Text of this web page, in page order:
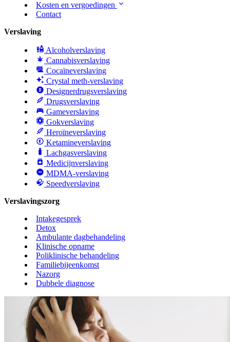
Kosten en vergoedingen
Contact
Verslaving
Alcoholverslaving
Cannabisverslaving
Cocaïneverslaving
Crystal meth-verslaving
Designerdrugsverslaving
Drugsverslaving
Gameverslaving
Gokverslaving
Heroïneverslaving
Ketamineverslaving
Lachgasverslaving
Medicijnverslaving
MDMA-verslaving
Speedverslaving
Verslavingszorg
Intakegesprek
Detox
Ambulante dagbehandeling
Klinische opname
Poliklinische behandeling
Familiebijeenkomst
Nazorg
Dubbele diagnose